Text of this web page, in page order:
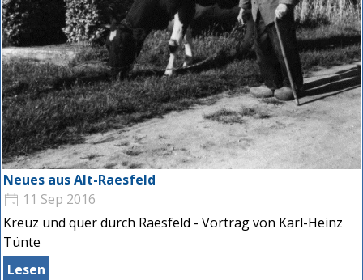
Neues aus Alt-Raesfeld
11 Sep 2016
Kreuz und quer durch Raesfeld - Vortrag von Karl-Heinz
Tünte
Lesen